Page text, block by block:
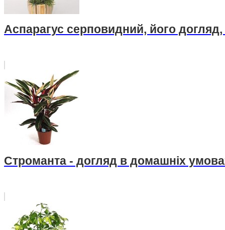
Аспарагус серповидний, його
Строманта - догляд в домашніх